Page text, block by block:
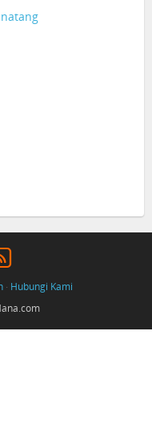
· Hubungi Kami